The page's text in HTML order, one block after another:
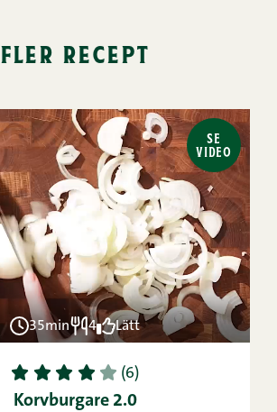
fler recept
SE
VIDEO
35min 4 Lätt
1 2 3 4 5 (6)
Korvburgare 2.0